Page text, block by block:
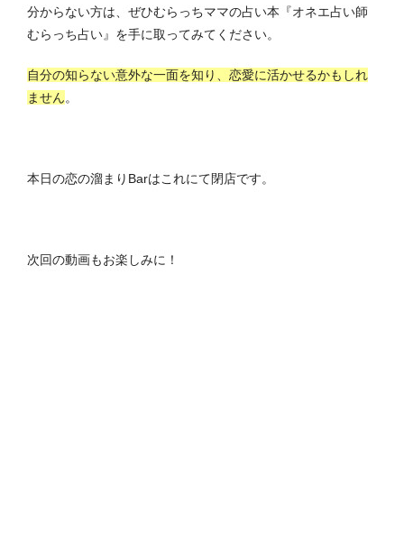
分からない方は、ぜひむらっちママの占い本『オネエ占い師
むらっち占い』を手に取ってみてください。
自分の知らない意外な一面を知り、恋愛に活かせるかもしれ
ません。
本日の恋の溜まりBarはこれにて閉店です。
次回の動画もお楽しみに！